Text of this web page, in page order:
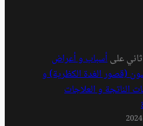
علىأسباب و أعراض
(قصور الغدة الكظرية) و
الناتجة و العلاجات